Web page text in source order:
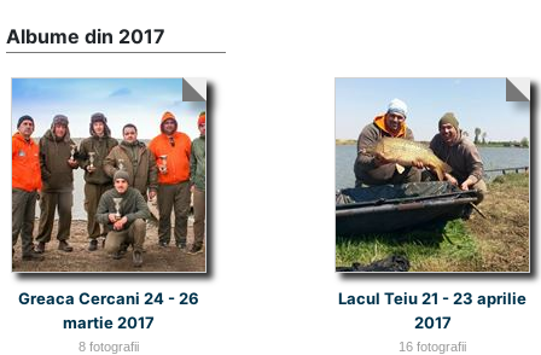
Albume din 2017
Greaca Cercani 24 - 26
martie 2017
8 fotografii
Lacul Teiu 21 - 23 aprilie
2017
16 fotografii